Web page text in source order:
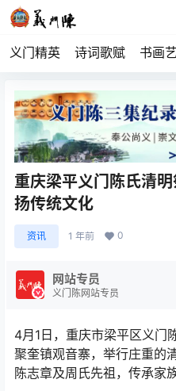
义门精英 诗词歌赋 书画
重庆梁平义门陈氏清
扬传统文化
资讯 1 年前 0
网站专员
义门陈网站专员
4月1日，重庆市梁平区义门
聚奎镇观音寨，举行庄重的
陈志章及周氏先祖，传承家